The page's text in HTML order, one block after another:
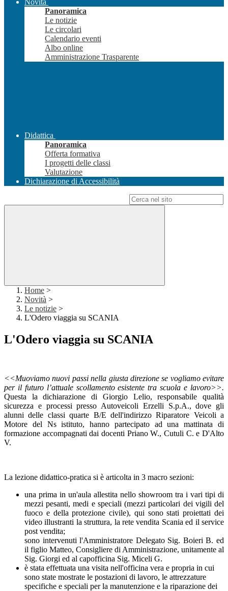
Novità
Panoramica
Le notizie
Le circolari
Calendario eventi
Albo online
Amministrazione Trasparente
Didattica
Panoramica
Offerta formativa
I progetti delle classi
Valutazione
Dichiarazione di Accessibilità
Home >
Novità >
Le notizie >
L'Odero viaggia su SCANIA
L'Odero viaggia su SCANIA
<<Muoviamo nuovi passi nella giusta direzione se vogliamo evitare
per il futuro l’attuale scollamento esistente tra scuola e lavoro>>.
Questa la dichiarazione di Giorgio Lelio, responsabile qualità
sicurezza e processi presso Autoveicoli Erzelli S.p.A., dove gli
alunni delle classi quarte B/E dell'indirizzo Riparatore Veicoli a
Motore del Ns istituto, hanno partecipato ad una mattinata di
formazione accompagnati dai docenti Priano W., Cutuli C. e D'Alto
V.
La lezione didattico-pratica si è articolta in 3 macro sezioni:
una prima in un'aula allestita nello showroom tra i vari tipi di
mezzi pesanti, medi e speciali (mezzi particolari dei vigili del
fuoco e della protezione civile), qui sono stati proiettati dei
video illustranti la struttura, la rete vendita Scania ed il service
post vendita;
sono intervenuti l'Amministratore Delegato Sig. Boieri B. ed
il figlio Matteo, Consigliere di Amministrazione, unitamente al
Sig. Giorgi ed al capofficina Sig. Miceli G.
è stata effettuata una visita nell'officina vera e propria in cui
sono state mostrate le postazioni di lavoro, le attrezzature
specifiche e speciali per la manutenzione e la riparazione dei